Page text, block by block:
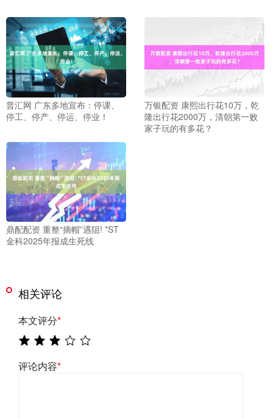
普汇网 广东多地宣布：停课、
停工、停产、停运、停业！
万银配资 康熙出行花10万，乾
隆出行花2000万，清朝第一败
家子玩的有多花？
鼎配配资 重整“摘帽”遇阻! *ST
金科2025年报成生死线
相关评论
本文评分*
评论内容*